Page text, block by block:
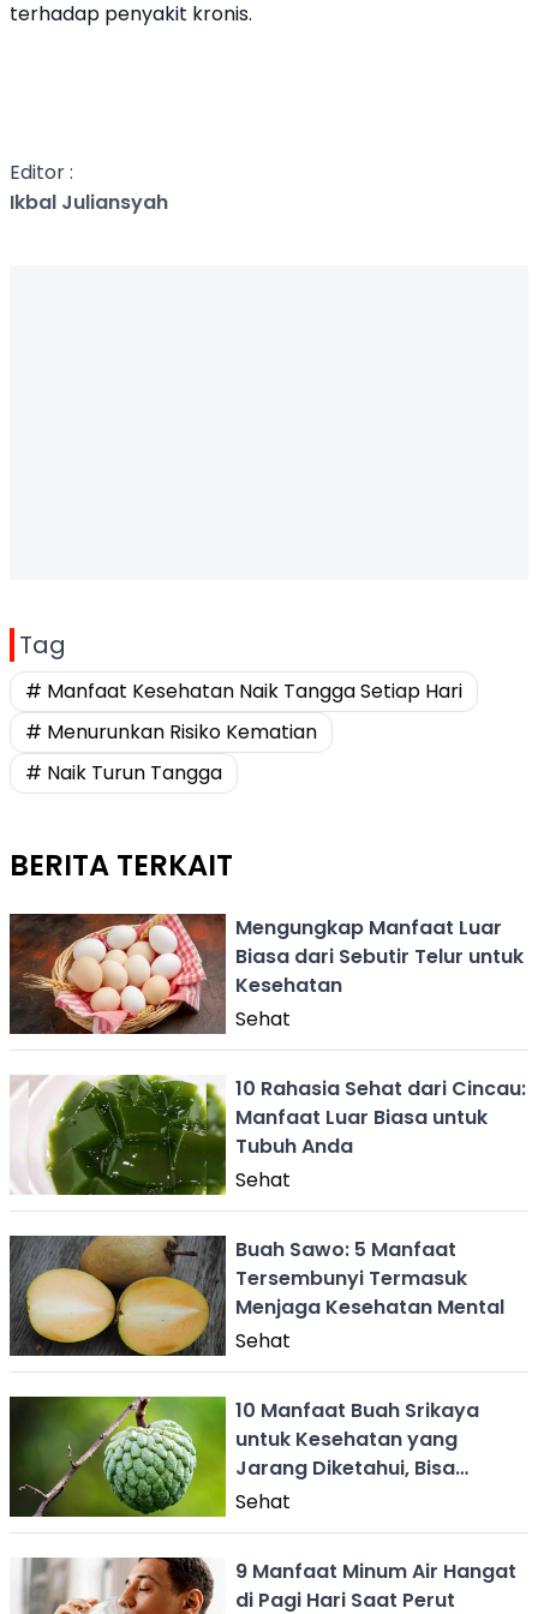
terhadap penyakit kronis.
Editor :
Ikbal Juliansyah
Tag
# Manfaat Kesehatan Naik Tangga Setiap Hari
# Menurunkan Risiko Kematian
# Naik Turun Tangga
BERITA TERKAIT
Mengungkap Manfaat Luar
Biasa dari Sebutir Telur untuk
Kesehatan
Sehat
10 Rahasia Sehat dari Cincau:
Manfaat Luar Biasa untuk
Tubuh Anda
Sehat
Buah Sawo: 5 Manfaat
Tersembunyi Termasuk
Menjaga Kesehatan Mental
Sehat
10 Manfaat Buah Srikaya
untuk Kesehatan yang
Jarang Diketahui, Bisa
Stabilkan Gula Darah
Sehat
9 Manfaat Minum Air Hangat
di Pagi Hari Saat Perut